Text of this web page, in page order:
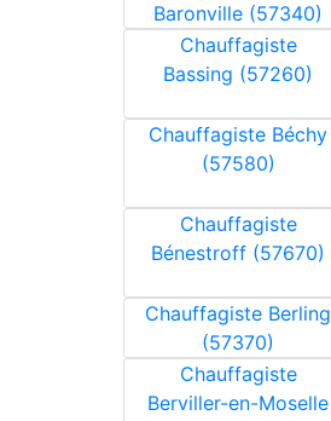
Baronville (57340)
Chauffagiste
Bassing (57260)
Chauffagiste Béchy
(57580)
Chauffagiste
Bénestroff (57670)
Chauffagiste Berling
(57370)
Chauffagiste
Berviller-en-Moselle